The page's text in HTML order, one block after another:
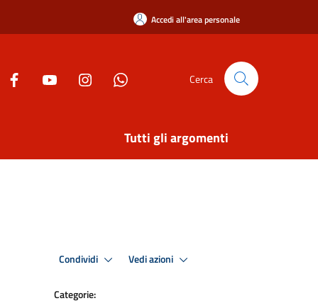
Accedi all'area personale
Cerca
Tutti gli argomenti
Condividi Vedi azioni
Categorie: